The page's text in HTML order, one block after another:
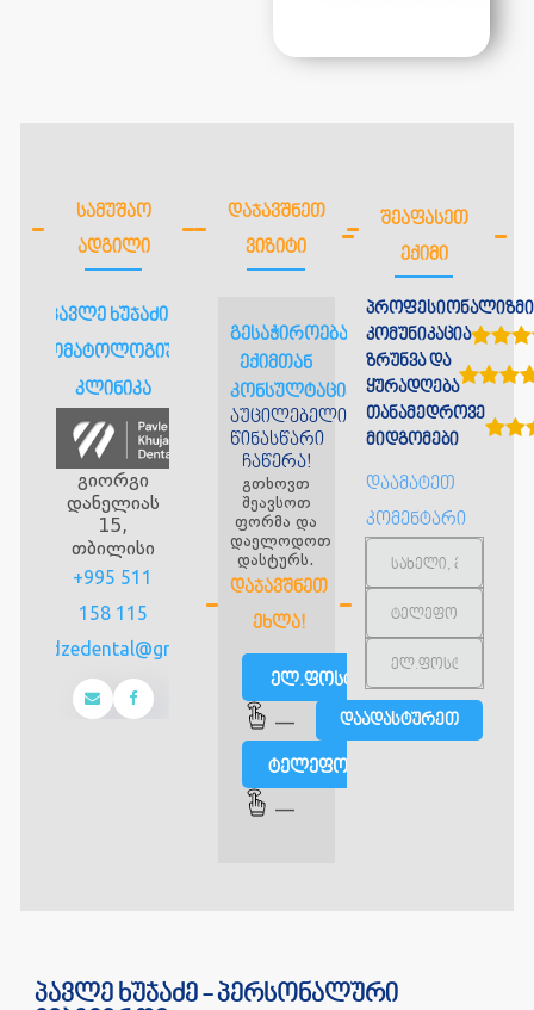
ᲡᲐᲛᲣᲨᲐᲝ
ᲐᲓᲒᲘᲚᲘ
პავლე ხუჯაძის
სტომატოლოგიური
კლინიკა
გიორგი
დანელიას
15,
თბილისი
+995 511
158 115
ᲓᲐᲯᲐᲕᲨᲜᲔᲗ
ᲕᲘᲖᲘᲢᲘ
გესაჭიროებათ
ექიმთან
კონსულტაცია?
აუცილებელია
წინასწარი
ჩაწერა!
გთხოვთ
შეავსოთ
ფორმა და
დაელოდოთ
დასტურს.
ᲓᲐᲯᲐᲕᲨᲜᲔᲗ
ᲔᲮᲚᲐ!
ელ.ფოსტით
—
ტელეფონით
—
ᲨᲔᲐᲤᲐᲡᲔᲗ
ᲔᲥᲘᲛᲘ
პროფესიონალიზმი
კომუნიკაცია
ზრუნვა და
ყურადღება
თანამედროვე
მიდგომები
დაამატეთ
კომენტარი
პავლე ხუჯაძე - პერსონალური